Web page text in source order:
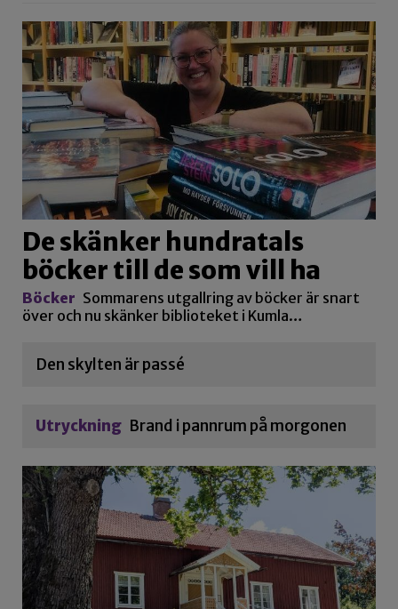
De skänker hundratals
böcker till de som vill ha
Böcker Sommarens utgallring av böcker är snart
över och nu skänker biblioteket i Kumla…
Den skylten är passé
Utryckning Brand i pannrum på morgonen